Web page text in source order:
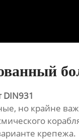
но крайне
крепежа.